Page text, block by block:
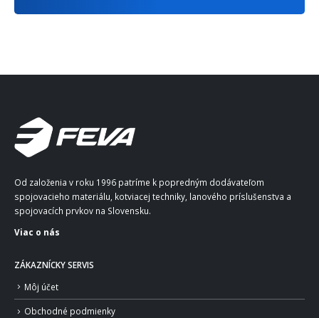
Od založenia v roku 1996 patríme k popredným dodávateľom
spojovacieho materiálu, kotviacej techniky, lanového príslušenstva a
spojovacích prvkov na Slovensku.
Viac o nás
ZÁKAZNÍCKY SERVIS
Môj účet
Obchodné podmienky